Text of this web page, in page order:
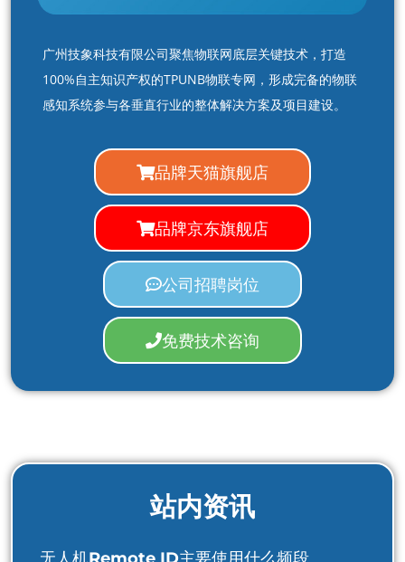
广州技象科技有限公司聚焦物联网底层关键技术，打造
100%自主知识产权的TPUNB物联专网，形成完备的物联
感知系统参与各垂直行业的整体解决方案及项目建设。
品牌天猫旗舰店
品牌京东旗舰店
公司招聘岗位
免费技术咨询
站内资讯